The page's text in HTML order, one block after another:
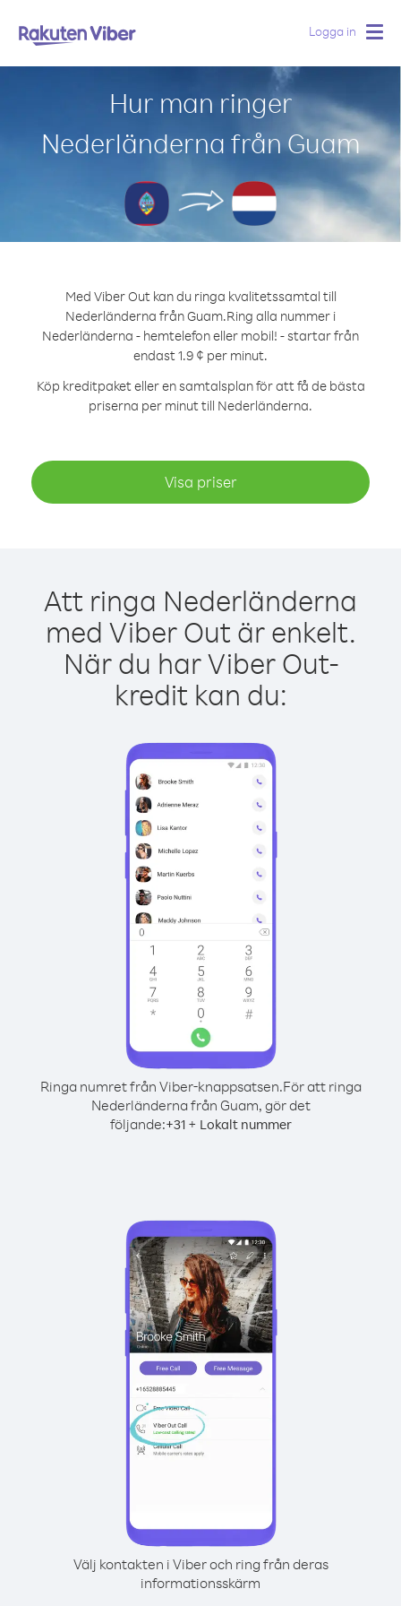
Logga in
Hur man ringer
Nederländerna från Guam
Med Viber Out kan du ringa kvalitetssamtal till
Nederländerna från Guam.Ring alla nummer i
Nederländerna - hemtelefon eller mobil! - startar från
endast 1.9 ¢ per minut.
Köp kreditpaket eller en samtalsplan för att få de bästa
priserna per minut till Nederländerna.
Visa priser
Att ringa Nederländerna
med Viber Out är enkelt.
När du har Viber Out-
kredit kan du:
Ringa numret från Viber-knappsatsen.För att ringa
Nederländerna från Guam, gör det
följande:+31+ Lokalt nummer
Välj kontakten i Viber och ring från deras
informationsskärm